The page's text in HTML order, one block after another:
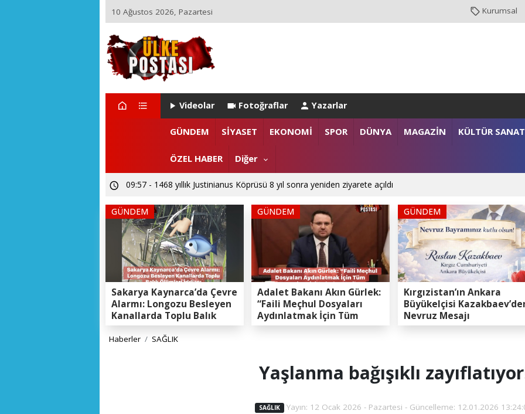
10 Ağustos 2026, Pazartesi Kurumsal
Videolar Fotoğraflar Yazarlar
GÜNDEM SİYASET EKONOMİ SPOR DÜNYA MAGAZİN KÜLTÜR SANAT
ÖZEL HABER Diğer
09:57 - 1468 yıllık Justinianus Köprüsü 8 yıl sonra yeniden ziyarete açıldı
GÜNDEM
Sakarya Kaynarca’da Çevre
Alarmı: Longozu Besleyen
Kanallarda Toplu Balık
Ölümleri Gerçeği
GÜNDEM
Adalet Bakanı Akın Gürlek:
“Faili Meçhul Dosyaları
Aydınlatmak İçin Tüm
Kapasitemizi Seferber
GÜNDEM
Kırgızistan’ın Ankara
Büyükelçisi
Nevruz Mesajı
Haberler SAĞLIK
Yaşlanma bağışıklı
SAĞLIK Yayın: 12 Ocak 2026 - Pazartesi - Güncelleme: 12.01.2026